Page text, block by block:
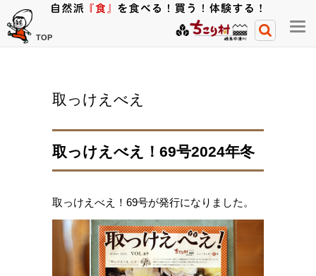
TOP
メ
ニ
取っけえべえ
取っけえべえ！69号2024年冬
取っけえべえ！69号が発行になりました。